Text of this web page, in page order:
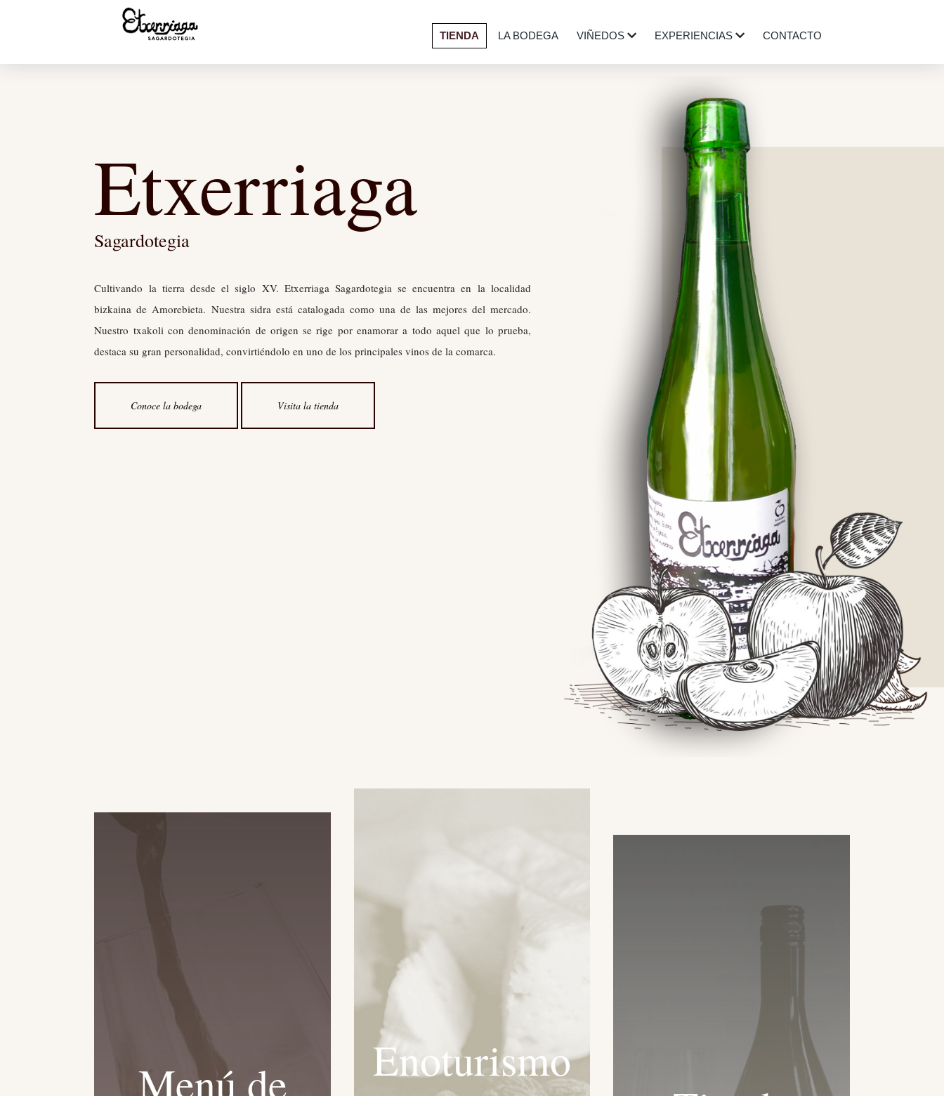
TIENDA LA BODEGA VIÑEDOS EXPERIENCIAS CONTACTO
Etxerriaga
Sagardotegia
Cultivando la tierra desde el siglo XV. Etxerriaga Sagardotegia se encuentra en la localidad
bizkaina de Amorebieta. Nuestra sidra está catalogada como una de las mejores del mercado.
Nuestro txakoli con denominación de origen se rige por enamorar a todo aquel que lo prueba,
destaca su gran personalidad, convirtiéndolo en uno de los principales vinos de la comarca.
Conoce la bodega Visita la tienda
Menú de
Enoturismo